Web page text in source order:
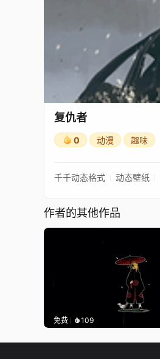
复仇者
0 动漫 趣味
千千动态格式 动态壁纸
作者的其他作品
免费 109